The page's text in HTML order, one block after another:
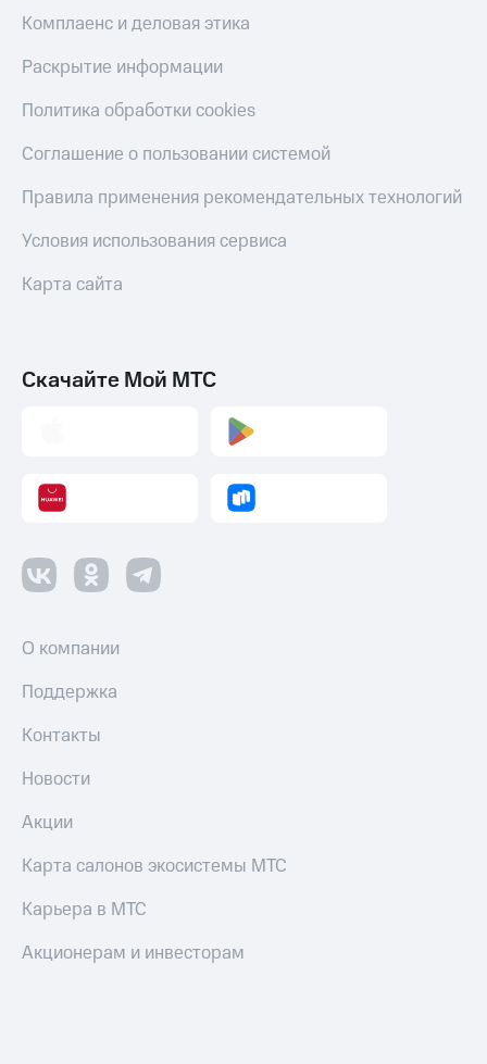
Комплаенс и деловая этика
Раскрытие информации
Политика обработки cookies
Соглашение о пользовании системой
Правила применения рекомендательных технологий
Условия использования сервиса
Карта сайта
Скачайте Мой МТС
О компании
Поддержка
Контакты
Новости
Акции
Карта салонов экосистемы МТС
Карьера в МТС
Акционерам и инвесторам